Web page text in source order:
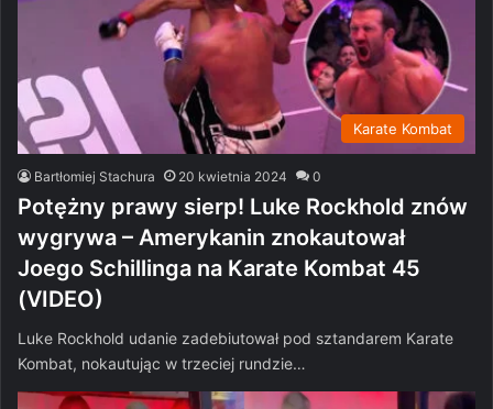
Karate Kombat
Bartłomiej Stachura 20 kwietnia 2024 0
Potężny prawy sierp! Luke Rockhold znów
wygrywa – Amerykanin znokautował
Joego Schillinga na Karate Kombat 45
(VIDEO)
Luke Rockhold udanie zadebiutował pod sztandarem Karate
Kombat, nokautując w trzeciej rundzie…